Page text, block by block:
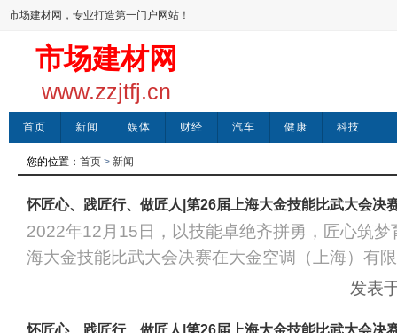
市场建材网，专业打造第一门户网站！
市场建材网
www.zzjtfj.cn
首页 新闻 娱体 财经 汽车 健康 科技
您的位置： 首页 > 新闻
怀匠心、践匠行、做匠人|第26届上海大金技能比武大会决
2022年12月15日，以技能卓绝齐拼勇，匠心筑
海大金技能比武大会决赛在大金空调（上海）有
发表
怀匠心、践匠行、做匠人|第26届上海大金技能比武大会决